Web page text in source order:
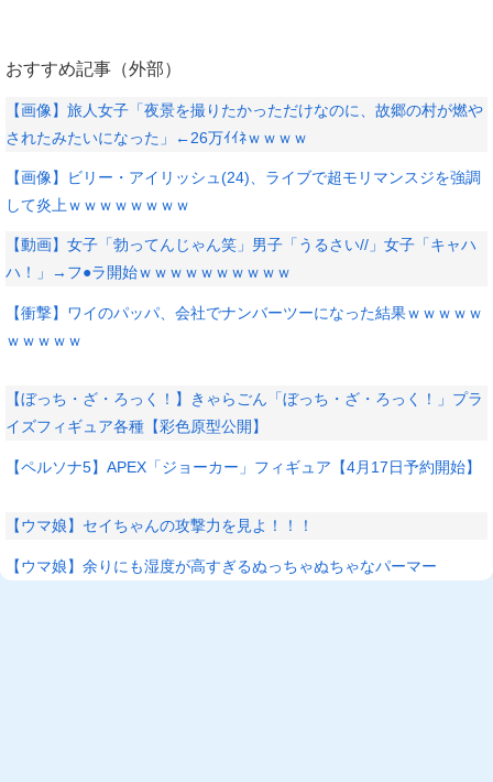
おすすめ記事（外部）
【画像】旅人女子「夜景を撮りたかっただけなのに、故郷の村が燃や
されたみたいになった」←26万ｲｲﾈｗｗｗｗ
【画像】ビリー・アイリッシュ(24)、ライブで超モリマンスジを強調
して炎上ｗｗｗｗｗｗｗｗ
【動画】女子「勃ってんじゃん笑」男子「うるさい//」女子「キャハ
ハ！」→フ●ラ開始ｗｗｗｗｗｗｗｗｗｗ
【衝撃】ワイのパッパ、会社でナンバーツーになった結果ｗｗｗｗｗ
ｗｗｗｗｗ
【ぼっち・ざ・ろっく！】きゃらごん「ぼっち・ざ・ろっく！」プラ
イズフィギュア各種【彩色原型公開】
【ペルソナ5】APEX「ジョーカー」フィギュア【4月17日予約開始】
【ウマ娘】セイちゃんの攻撃力を見よ！！！
【ウマ娘】余りにも湿度が高すぎるぬっちゃぬちゃなパーマー